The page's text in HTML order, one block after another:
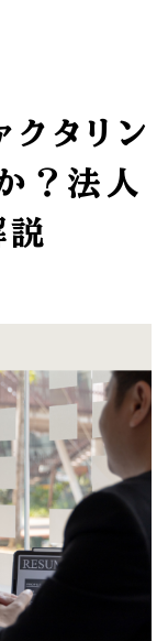
タリン
？法人
説